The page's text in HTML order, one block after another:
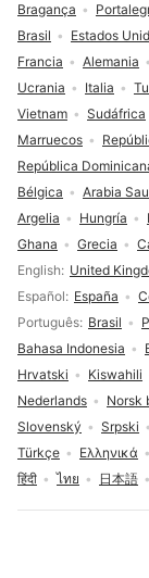
Selección de
English United
Español
España
Português Brasil
Bahasa Indonesia
Hrvatski
Kiswahili
Nederlands
Norsk
Slovenský
Srpski
Türkçe
Ελληνικά
हिंदी
ไทย 日本語
Brasil Estados
Francia
Alemania
Ucrania
Italia
Vietnam
Sudáfrica
Marruecos
República
Bélgica
Arabia
Argelia
Hungría
Ghana
Grecia
Bragança